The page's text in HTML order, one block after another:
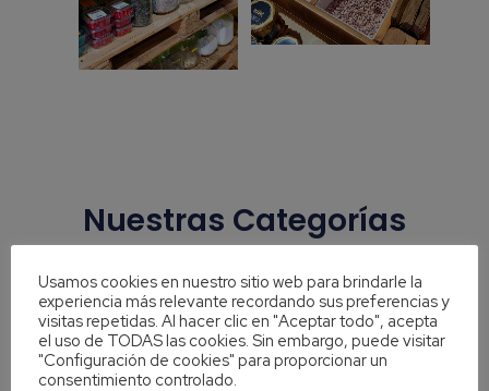
Nuestras Categorías
Usamos cookies en nuestro sitio web para brindarle la
experiencia más relevante recordando sus preferencias y
visitas repetidas. Al hacer clic en "Aceptar todo", acepta
el uso de TODAS las cookies. Sin embargo, puede visitar
"Configuración de cookies" para proporcionar un
consentimiento controlado.